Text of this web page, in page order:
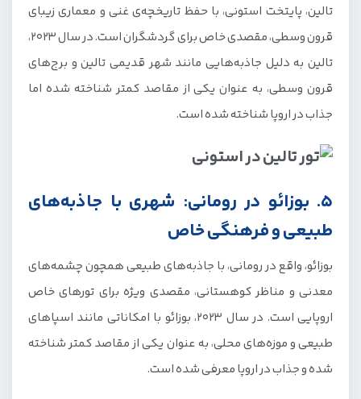
تالین، پایتخت استونی، با حفظ تاریخچه‌ی غنی و معماری زیبای
قرون وسطی، مقصدی خاص برای گردشگران است. در سال 2023،
تالین به دلیل جاذبه‌هایی مانند شهر قدیمی تالین و برج‌های
قرون وسطی، به عنوان یکی از مقاصد کمتر شناخته شده اما
جذاب در اروپا شناخته شده است.
5. بوزائو در رومانی: شهری با جاذبه‌های
طبیعی و فرهنگی خاص
بوزائو، واقع در رومانی، با جاذبه‌های طبیعی همچون چشمه‌های
معدنی و مناظر کوهستانی، مقصدی ویژه برای تورهای خاص
اروپایی است. در سال 2023، بوزائو با امکاناتی مانند اسپاهای
طبیعی و موزه‌های محلی، به عنوان یکی از مقاصد کمتر شناخته
شده و جذاب در اروپا معرفی شده است.